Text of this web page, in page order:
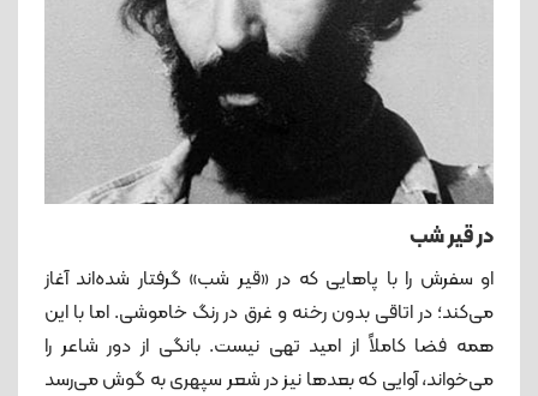
در قیر شب
او سفرش را با پاهایی که در «قیر شب» گرفتار شده‌اند آغاز
می‌کند؛ در اتاقی بدون رخنه و غرق در رنگ خاموشی. اما با این
همه فضا کاملاً از امید تهی نیست. بانگی از دور شاعر را
می‌خواند، آوایی که بعدها نیز در شعر سپهری به گوش می‌رسد